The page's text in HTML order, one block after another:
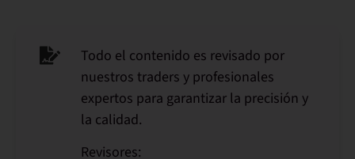
Todo el contenido es revisado por
nuestros traders y profesionales
expertos para garantizar la precisión y
la calidad.
Revisores: